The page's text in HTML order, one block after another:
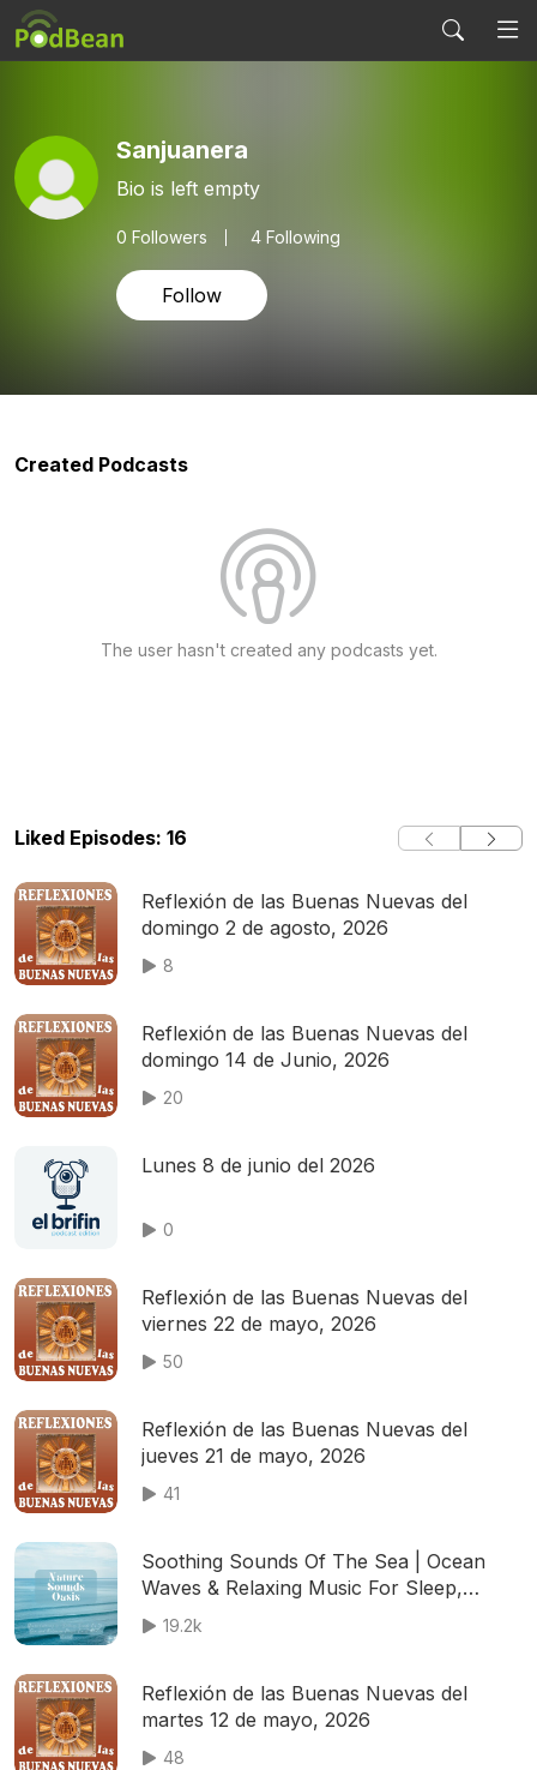
Sanjuanera
Bio is left empty
0 Followers 4 Following
Follow
Created Podcasts
The user hasn't created any podcasts yet.
Liked Episodes: 16
Reflexión de las Buenas Nuevas del
domingo 2 de agosto, 2026
8
Reflexión de las Buenas Nuevas del
domingo 14 de Junio, 2026
20
Lunes 8 de junio del 2026
0
Reflexión de las Buenas Nuevas del
viernes 22 de mayo, 2026
50
Reflexión de las Buenas Nuevas del
jueves 21 de mayo, 2026
41
Soothing Sounds Of The Sea | Ocean
Waves & Relaxing Music For Sleep,
Meditation, Relaxation Or Focus | Sleep
Sounds, Sleep Music, Nature Sounds,
Música Relajante
19.2k
Reflexión de las Buenas Nuevas del
martes 12 de mayo, 2026
48